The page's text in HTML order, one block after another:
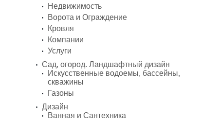
Недвижимость
Ворота и Ограждение
Кровля
Компании
Услуги
Сад, огород. Ландшафтный дизайн
Искусственные водоемы, бассейны,
скважины
Газоны
Дизайн
Ванная и Сантехника